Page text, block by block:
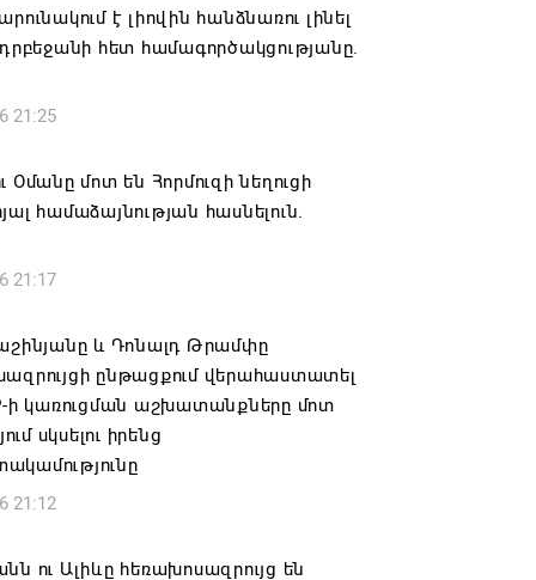
է լիովին հանձնառու լինել
հետ համագործակցությանը.
21:25
Օմանը մոտ են Հորմուզի նեղուցի
համաձայնության հասնելուն.
21:17
և Դոնալդ Թրամփը
ընթացքում վերահաստատել
ի կառուցման աշխատանքները մոտ
սկսելու իրենց
21:12
ու Ալիևը հեռախոսազրույց են